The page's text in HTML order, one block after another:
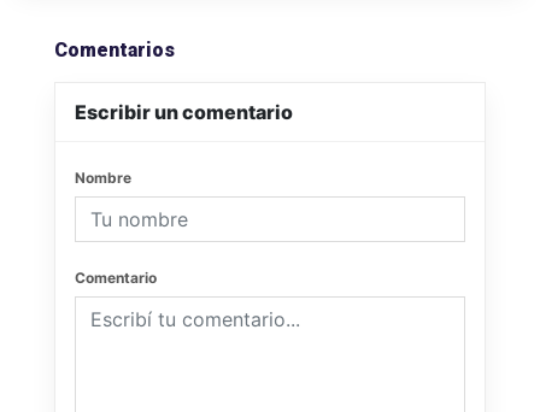
Comentarios
Escribir un comentario
Nombre
Comentario